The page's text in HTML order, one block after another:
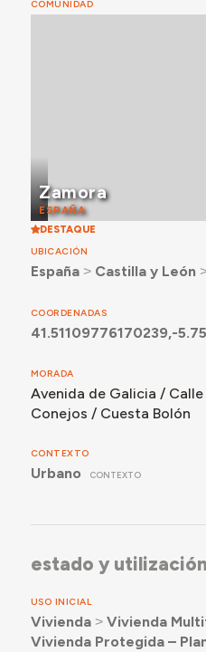
COMUNIDAD
Zamora
ESPAÑA
DESTAQUE
UBICACIÓN
España˃ Castilla y León
COORDENADAS
41.51109776170239,-
MORADA
Avenida de Galicia /
Conejos / Cuesta Bolón
CONTEXTO
Urbano CONTEXTO
estado y utilización
USO INICIAL
Vivienda˃ Vivienda
Vivienda Protegida –